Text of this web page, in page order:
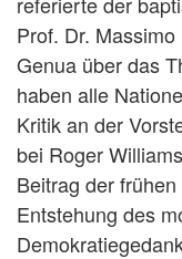
Prof. Dr.
Genua über das
haben alle
Kritik an der
bei Roger
Beitrag der
Entstehung des